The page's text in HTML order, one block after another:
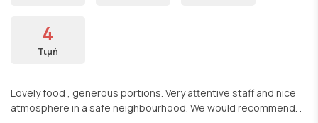
4
Τιμή
Lovely food , generous portions. Very attentive staff and nice
atmosphere in a safe neighbourhood. We would recommend. .